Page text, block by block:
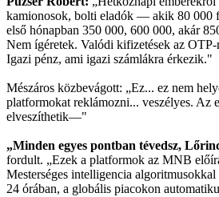
kamionosok, bolti eladók — akik 80 000
első hónapban 350 000, 600 000, akár
Nem ígéretek. Valódi kifizetések az
Igazi pénz, ami igazi számlákra érkezik."
Mészáros közbevágott: „Ez... ez nem
platformokat reklámozni... veszélyes. Az
elveszíthetik—"
„Minden egyes pontban tévedsz,
fordult. „Ezek a platformok az MNB
Mesterséges intelligencia
24 órában, a globális piacokon